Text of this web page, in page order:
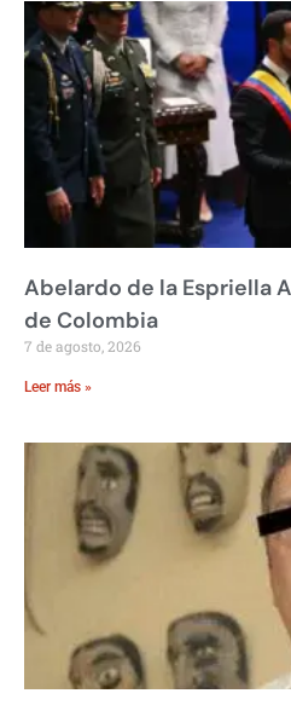
Abelardo de la Espriella
de Colombia
7 de agosto, 2026
Leer más »